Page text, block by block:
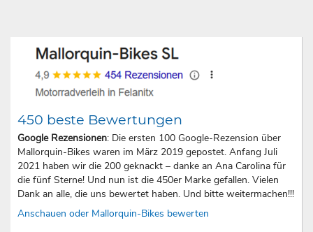
450 beste Bewertungen
Google Rezensionen: Die ersten 100 Google-Rezension über
Mallorquin-Bikes waren im März 2019 gepostet. Anfang Juli
2021 haben wir die 200 geknackt – danke an Ana Carolina für
die fünf Sterne! Und nun ist die 450er Marke gefallen. Vielen
Dank an alle, die uns bewertet haben. Und bitte weitermachen!!!
Anschauen oder Mallorquin-Bikes bewerten